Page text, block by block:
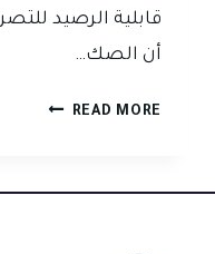
قابلية الرصيد
أن الصك…
READ MORE متى
الصك